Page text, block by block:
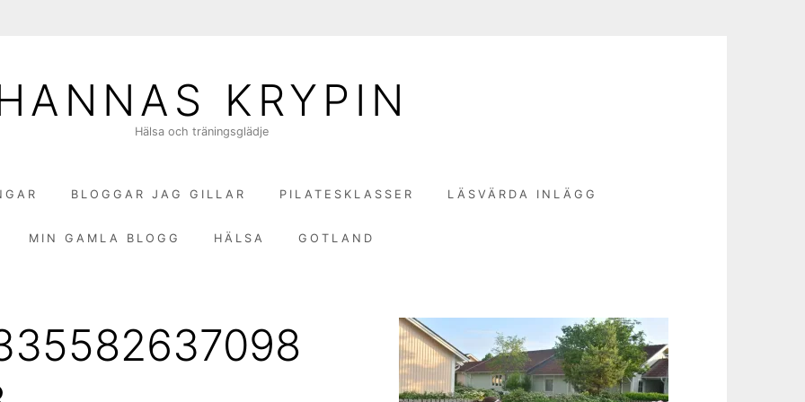
KRYPIN
Hälsa och träningsglädje
BLOGGAR JAG GILLAR PILATESKLASSER LÄSVÄRDA INLÄGG
MIN GAMLA BLOGG HÄLSA GOTLAND